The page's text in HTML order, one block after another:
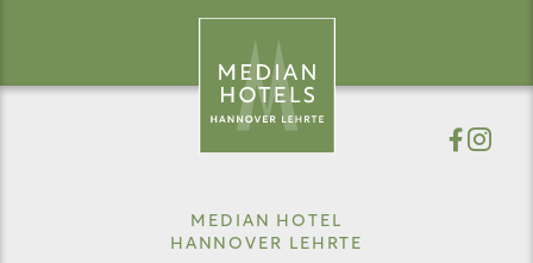
MEDIAN HOTEL
HANNOVER LEHRTE